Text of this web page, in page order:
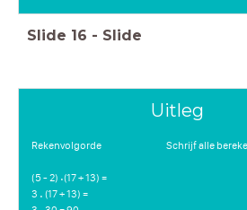
Slide 16 - Slide
Uitleg
Rekenvolgorde Schrijf alle
(5 - 2) (17 + 13) =
3 (17 + 13) =
⋅
⋅